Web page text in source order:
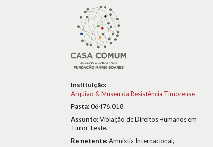
Instituição:
Arquivo & Museu da Resistência Timorense
Pasta:06476.018
Assunto:Violação de Direitos Humanos em
Timor-Leste.
Remetente:Amnistia Internacional,